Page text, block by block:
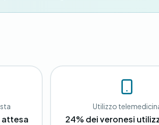
attesa
Utilizzo
24% dei veronesi